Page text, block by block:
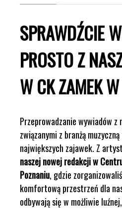
SPRAWDŹCIE
PROSTO Z
W CK ZAMEK
Przeprowadzanie wywiadów z
związanymi z branżą
największych zajawek. Z
naszej nowej redakcji w
Poznaniu, gdzie
komfortową przestrzeń dla
odbywają się w możliwie